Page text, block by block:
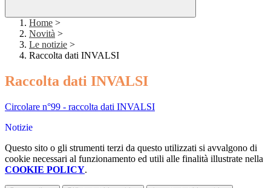
Home >
Novità >
Le notizie >
Raccolta dati INVALSI
Raccolta dati INVALSI
Circolare n°99 - raccolta dati INVALSI
Notizie
Questo sito o gli strumenti terzi da questo utilizzati si avvalgono di
cookie necessari al funzionamento ed utili alle finalità illustrate nella
COOKIE POLICY.